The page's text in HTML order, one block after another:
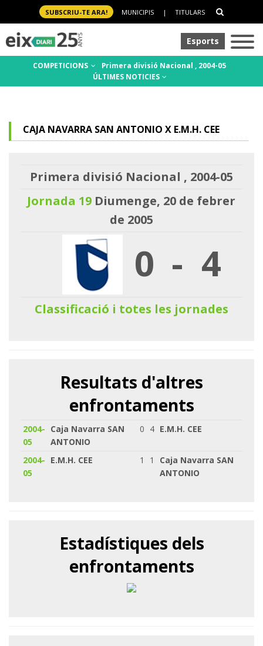
SUBSCRIU-TE ARA! MUNICIPIS | TITULARS
Esports
COMPETICIONS
Primera divisió Nacional , 2004-05
ÚLTIMES NOTICIES
CAJA NAVARRA SAN ANTONIO X E.M.H. CEE
Primera divisió Nacional , 2004-05
Jornada 19 Diumenge, 20 de febrer
de 2005
0 - 4
Classificació i totes les jornades
Resultats d'altres
enfrontaments
2004-
05
Caja Navarra SAN
ANTONIO
0 4 E.M.H. CEE
2004-
05
E.M.H. CEE 1 1
Caja Navarra SAN
ANTONIO
Estadístiques dels
enfrontaments